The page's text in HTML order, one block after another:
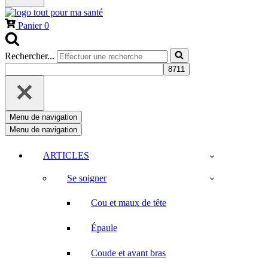
Panier0
Rechercher...
Menu de navigation
Menu de navigation
ARTICLES
Se soigner
Cou et maux de tête
Épaule
Coude et avant bras